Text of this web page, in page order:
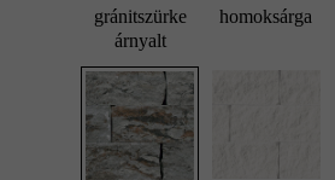
gránitszürke
árnyalt
homoksárga